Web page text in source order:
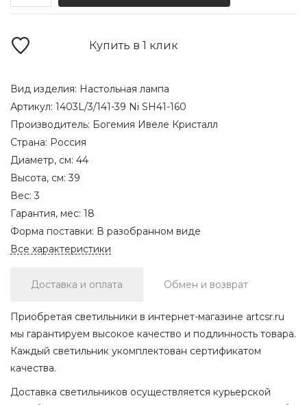
Купить в 1 клик
Вид изделия: Настольная лампа
Артикул: 1403L/3/141-39 Ni SH41-160
Производитель: Богемия Ивеле Кристалл
Страна: Россия
Диаметр, см: 44
Высота, см:39
Вес:3
Гарантия, мес: 18
Форма поставки: В разобранном виде
Все характеристики
Доставка и оплата Обмен и возврат
Приобретая светильники в интернет-магазине artcsr.ru
мы гарантируем высокое качество и подлинность товара.
Каждый светильник укомплектован сертификатом
качества.
Доставка светильников осуществляется курьерской